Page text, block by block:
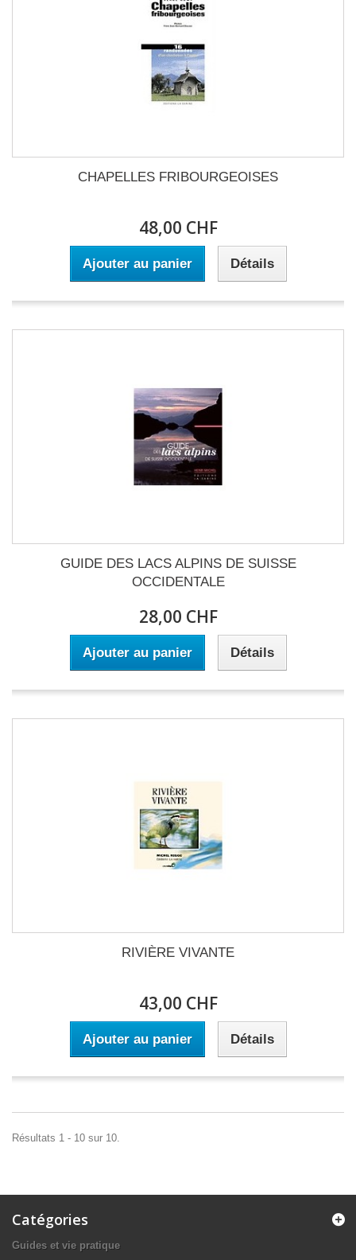
CHAPELLES FRIBOURGEOISES
48,00 CHF
Ajouter au panier Détails
GUIDE DES LACS ALPINS DE SUISSE
OCCIDENTALE
28,00 CHF
Ajouter au panier Détails
RIVIÈRE VIVANTE
43,00 CHF
Ajouter au panier Détails
Résultats 1 - 10 sur 10.
Catégories
Guides et vie pratique